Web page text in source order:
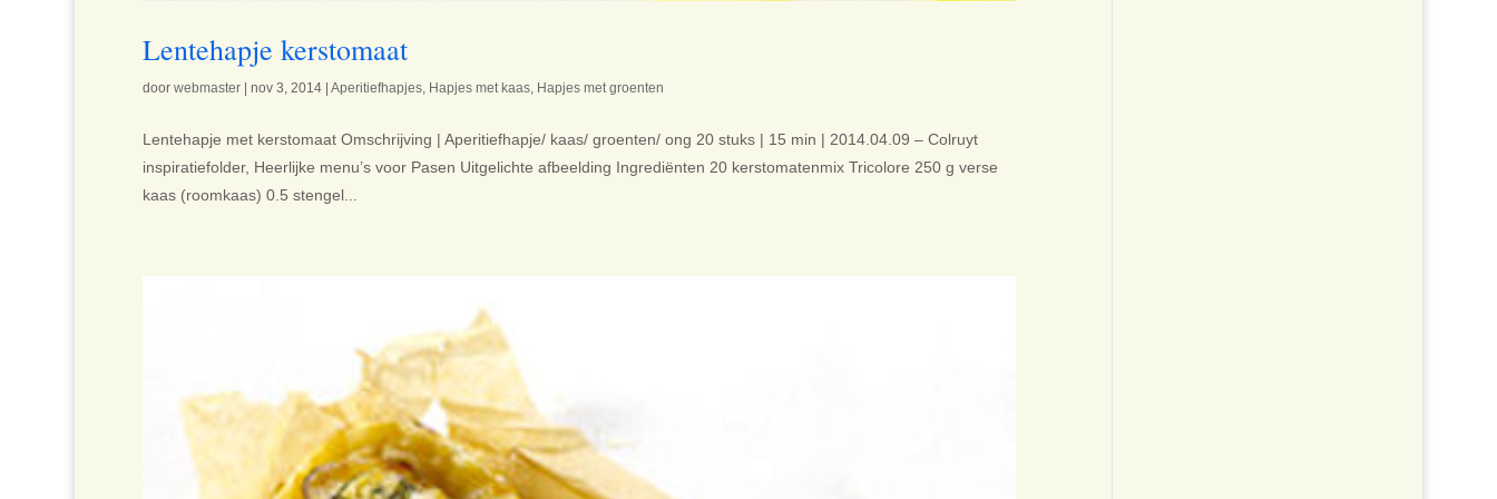
Lentehapje kerstomaat
door webmaster| nov 3, 2014| Aperitiefhapjes, Hapjes met kaas, Hapjes met groenten
Lentehapje met kerstomaat Omschrijving | Aperitiefhapje/ kaas/ groenten/ ong 20 stuks | 15 min | 2014.04.09 – Colruyt
inspiratiefolder, Heerlijke menu’s voor Pasen Uitgelichte afbeelding Ingrediënten 20 kerstomatenmix Tricolore 250 g verse
kaas (roomkaas) 0.5 stengel...